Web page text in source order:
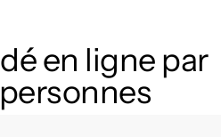
en ligne par